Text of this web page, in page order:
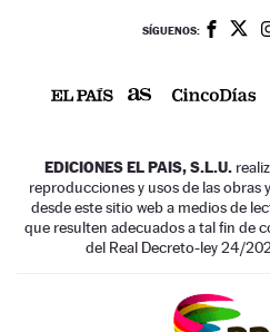
SÍGUENOS:
EDICIONES EL PAIS, S.L.U.
reproducciones y usos de las obras
desde este sitio web a medios de
que resulten adecuados a tal fin de
del Real Decreto-ley 24/